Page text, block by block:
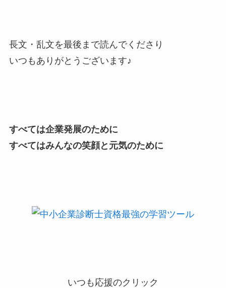
長文・乱文を最後まで読んでくださり
いつもありがとうございます♪
すべては企業発展のために
すべてはみんなの笑顔と元気のために
いつも応援のクリック